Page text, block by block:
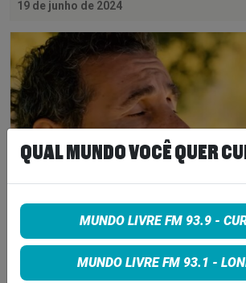
19 de junho de 2024
SERJ TANKIAN LIBERA
“INCINERATOR”
QUAL MUNDO VOCÊ QUER
MUNDO LIVRE FM 93.9 -
MUNDO LIVRE FM 93.1 -